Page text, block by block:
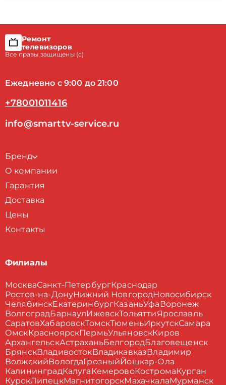
Ремонт
телевизоров
Все правы защищены (с)
Ежедневно с 9:00 до 21:00
+78001011416
info@smarttv-service.ru
Бренд
О компании
Гарантия
Доставка
Цены
Контакты
Филиалы
МоскваСанкт-ПетербургКраснодар
Ростов-на-ДонуНижний НовгородНовосибирск
ЧелябинскЕкатеринбургКазаньУфа Воронеж
ВолгоградБарнаулИжевскТольяттиЯрославль
СаратовХабаровскТомскТюменьИркутскСамара
ОмскКрасноярскПермьУльяновскКиров
АрхангельскАстраханьБелгородБлаговещенск
БрянскВладивостокВладикавказВладимир
ВолжскийВологдаГрозныйЙошкар-Ола
КалининградКалуга КемеровоКостромаКурган
КурскЛипецкМагнитогорскМахачкалаМурманск